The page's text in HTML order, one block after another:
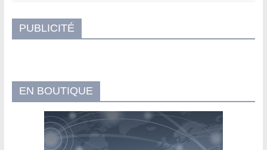
PUBLICITÉ
EN BOUTIQUE